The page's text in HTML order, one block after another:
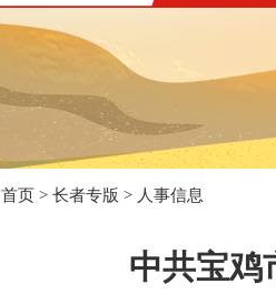
首页 > 长者专版 > 人事信息
中共宝鸡